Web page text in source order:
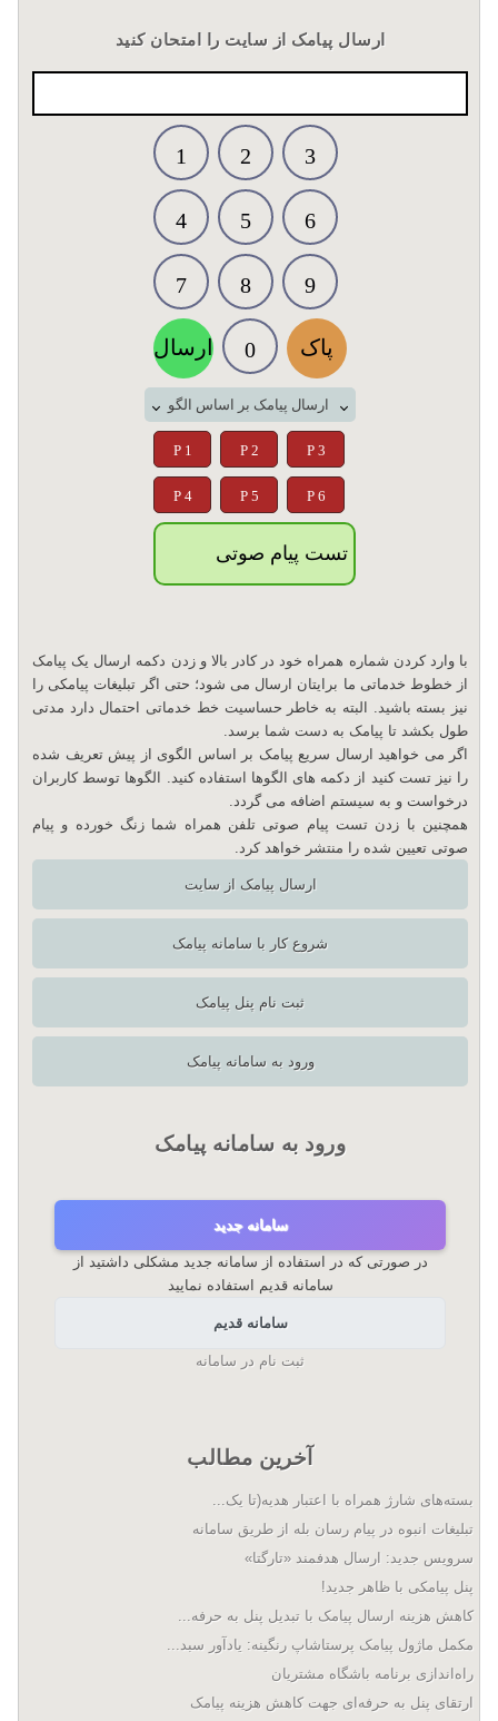
ارسال پیامک از سایت را امتحان کنید
1 2 3
4 5 6
7 8 9
ارسال 0 پاک
ارسال پیامک بر اساس الگو
P 1 P 2 P 3
P 4 P 5 P 6
تست پیام صوتی
با وارد کردن شماره همراه خود در کادر بالا و زدن دکمه ارسال یک پیامک
از خطوط خدماتی ما برایتان ارسال می شود؛ حتی اگر تبلیغات پیامکی را
نیز بسته باشید. البته به خاطر حساسیت خط خدماتی احتمال دارد مدتی
طول بکشد تا پیامک به دست شما برسد.
اگر می خواهید ارسال سریع پیامک بر اساس الگوی از پیش تعریف شده
را نیز تست کنید از دکمه های الگوها استفاده کنید. الگوها توسط کاربران
درخواست و به سیستم اضافه می گردد.
همچنین با زدن تست پیام صوتی تلفن همراه شما زنگ خورده و پیام
صوتی تعیین شده را منتشر خواهد کرد.
ارسال پیامک از سایت
شروع کار با سامانه پیامک
ثبت نام پنل پیامک
ورود به سامانه پیامک
ورود به سامانه پیامک
سامانه جدید
در صورتی که در استفاده از سامانه جدید مشکلی داشتید از
سامانه قدیم استفاده نمایید
سامانه قدیم
ثبت نام در سامانه
آخرین مطالب
بسته‌های شارژ همراه با اعتبار هدیه(تا یک...
تبلیغات انبوه در پیام رسان بله از طریق سامانه
سرویس جدید: ارسال هدفمند «تارگتا»
پنل پیامکی با ظاهر جدید!
کاهش هزینه ارسال پیامک با تبدیل پنل به حرفه...
مکمل ماژول پیامک پرستاشاپ رنگینه: یادآور سبد...
راه‌اندازی برنامه باشگاه مشتریان
ارتقای پنل به حرفه‌ای جهت کاهش هزینه پیامک